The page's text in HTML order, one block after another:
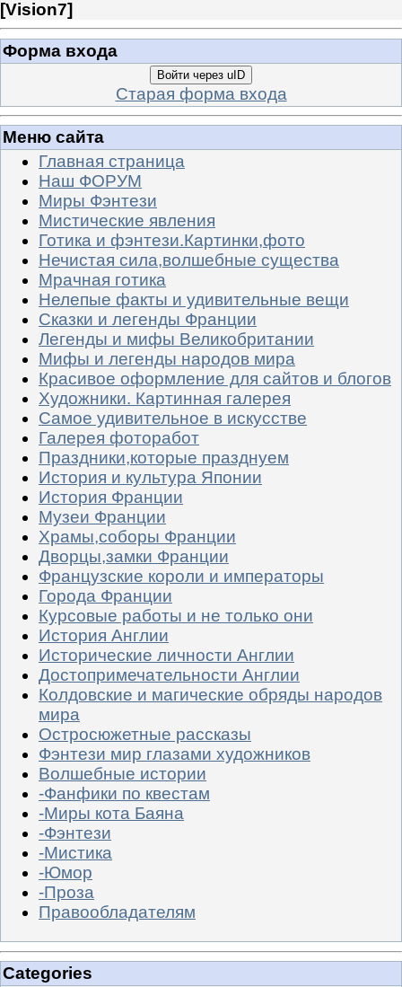
[Vision7]
Форма входа
Войти через uID
Старая форма входа
Меню сайта
Главная страница
Наш ФОРУМ
Миры Фэнтези
Мистические явления
Готика и фэнтези.Картинки,фото
Нечистая сила,волшебные существа
Мрачная готика
Нелепые факты и удивительные вещи
Сказки и легенды Франции
Легенды и мифы Великобритании
Мифы и легенды народов мира
Красивое оформление для сайтов и блогов
Художники. Картинная галерея
Самое удивительное в искусстве
Галерея фоторабот
Праздники,которые празднуем
История и культура Японии
История Франции
Музеи Франции
Храмы,соборы Франции
Дворцы,замки Франции
Французские короли и императоры
Города Франции
Курсовые работы и не только они
История Англии
Исторические личности Англии
Достопримечательности Англии
Колдовские и магические обряды народов
мира
Остросюжетные рассказы
Фэнтези мир глазами художников
Волшебные истории
-Фанфики по квестам
-Миры кота Баяна
-Фэнтези
-Мистика
-Юмор
-Проза
Правообладателям
Categories